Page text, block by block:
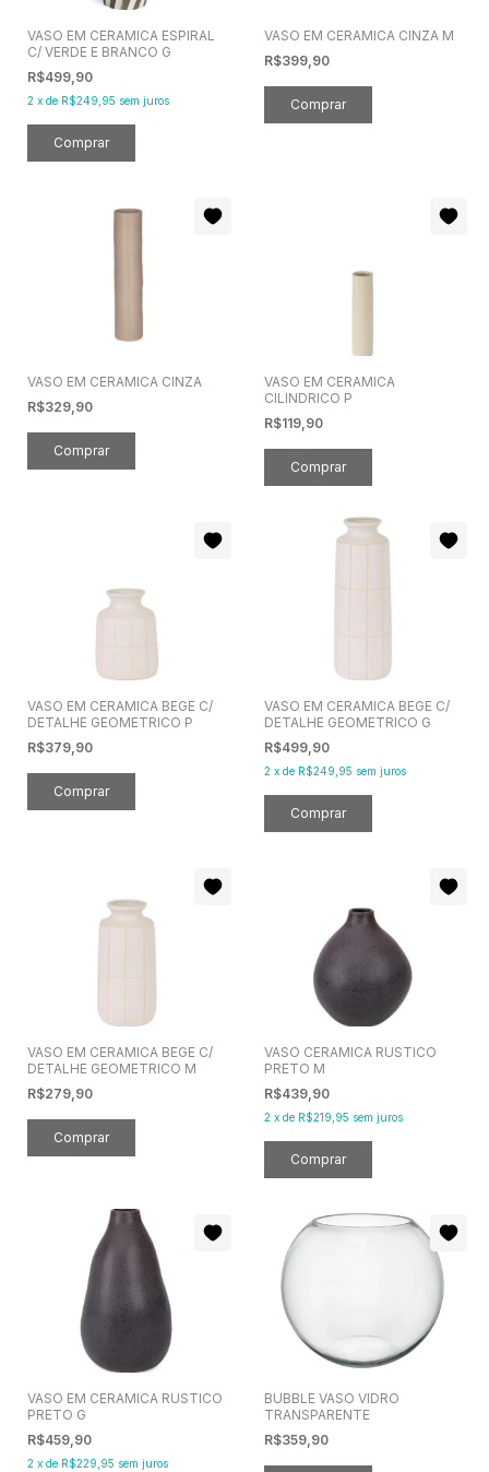
VASO EM CERAMICA ESPIRAL
C/ VERDE E BRANCO G
R$499,90
2 x de R$249,95 sem juros
VASO EM CERAMICA CINZA M
R$399,90
VASO EM CERAMICA CINZA
R$329,90
VASO EM CERAMICA
CILINDRICO P
R$119,90
VASO EM CERAMICA BEGE C/
DETALHE GEOMETRICO P
R$379,90
VASO EM CERAMICA BEGE C/
DETALHE GEOMETRICO G
R$499,90
2 x de R$249,95 sem juros
VASO EM CERAMICA BEGE C/
DETALHE GEOMETRICO M
R$279,90
VASO CERAMICA RUSTICO
PRETO M
R$439,90
2 x de R$219,95 sem juros
VASO EM CERAMICA RUSTICO
PRETO G
R$459,90
2 x de R$229,95 sem juros
BUBBLE VASO VIDRO
TRANSPARENTE
R$359,90